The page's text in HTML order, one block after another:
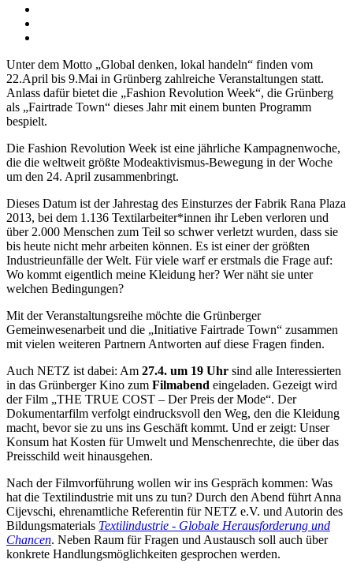
Unter dem Motto „Global denken, lokal handeln“ finden vom
22.April bis 9.Mai in Grünberg zahlreiche Veranstaltungen statt.
Anlass dafür bietet die „Fashion Revolution Week“, die Grünberg
als „Fairtrade Town“ dieses Jahr mit einem bunten Programm
bespielt.
Die Fashion Revolution Week ist eine jährliche Kampagnenwoche,
die die weltweit größte Modeaktivismus-Bewegung in der Woche
um den 24. April zusammenbringt.
Dieses Datum ist der Jahrestag des Einsturzes der Fabrik Rana Plaza
2013, bei dem 1.136 Textilarbeiter*innen ihr Leben verloren und
über 2.000 Menschen zum Teil so schwer verletzt wurden, dass sie
bis heute nicht mehr arbeiten können. Es ist einer der größten
Industrieunfälle der Welt. Für viele warf er erstmals die Frage auf:
Wo kommt eigentlich meine Kleidung her? Wer näht sie unter
welchen Bedingungen?
Mit der Veranstaltungsreihe möchte die Grünberger
Gemeinwesenarbeit und die „Initiative Fairtrade Town“ zusammen
mit vielen weiteren Partnern Antworten auf diese Fragen finden.
Auch NETZ ist dabei: Am 27.4. um 19 Uhr sind alle Interessierten
in das Grünberger Kino zum Filmabend eingeladen. Gezeigt wird
der Film „THE TRUE COST – Der Preis der Mode“. Der
Dokumentarfilm verfolgt eindrucksvoll den Weg, den die Kleidung
macht, bevor sie zu uns ins Geschäft kommt. Und er zeigt: Unser
Konsum hat Kosten für Umwelt und Menschenrechte, die über das
Preisschild weit hinausgehen.
Nach der Filmvorführung wollen wir ins Gespräch kommen: Was
hat die Textilindustrie mit uns zu tun? Durch den Abend führt Anna
Cijevschi, ehrenamtliche Referentin für NETZ e.V. und Autorin des
Bildungsmaterials Textilindustrie - Globale Herausforderung und
Chancen. Neben Raum für Fragen und Austausch soll auch über
konkrete Handlungsmöglichkeiten gesprochen werden.